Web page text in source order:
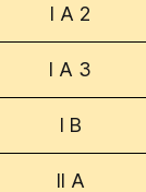
I A 2
I A 3
I B
II A